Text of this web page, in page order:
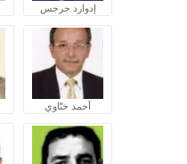
إدوارد جرجس
أحمد ختّاوي